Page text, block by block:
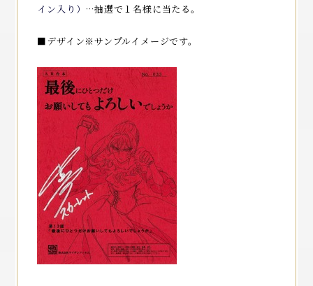
イン入り ） …抽選で１名様に当たる。
■デザイン※サンプルイメージです。